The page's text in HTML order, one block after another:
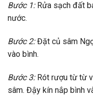
Bước 1:Rửa sạch đất
nước.
Bước 2:Đặt củ sâm
vào bình.
Bước 3:Rót rượu từ từ
sâm. Đậy kín nắp bình